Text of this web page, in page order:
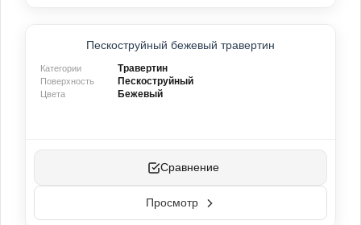
Пескоструйный бежевый травертин
Категории Травертин
Поверхность Пескоструйный
Цвета Бежевый
Сравнение
Просмотр